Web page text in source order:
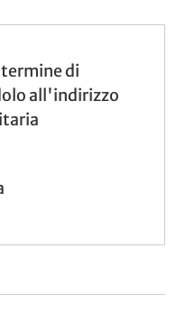
di
all'indirizzo